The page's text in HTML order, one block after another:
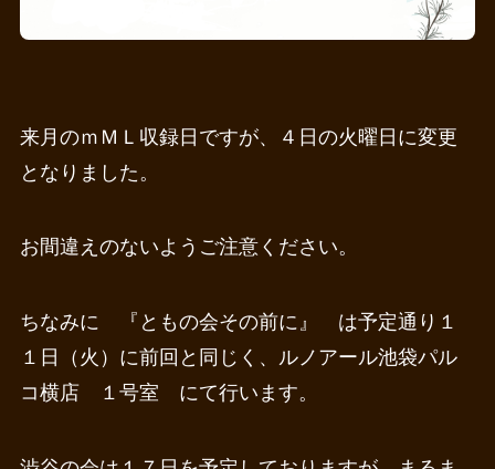
来月のｍＭＬ収録日ですが、４日の火曜日に変更
となりました。
お間違えのないようご注意ください。
ちなみに 『ともの会その前に』 は予定通り１
１日（火）に前回と同じく、ルノアール池袋パル
コ横店 １号室 にて行います。